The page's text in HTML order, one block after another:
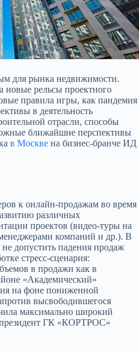
для рынка недвижимости.
новые рельсы проектного
правила игры, как пандемия
в деятельность
отрасли, способы
ближайшие перспективы
в Москве на бизнес-бранче ИД
к онлайн-продажам во время
различных
проектов (видео-туры на
компаний и др.). В
допустить падения продаж
стресс-сценария:
в продажи как в
«Академический»
на фоне пониженной
высвободившегося
максимально широкий
президент ГК «КОРТРОС»